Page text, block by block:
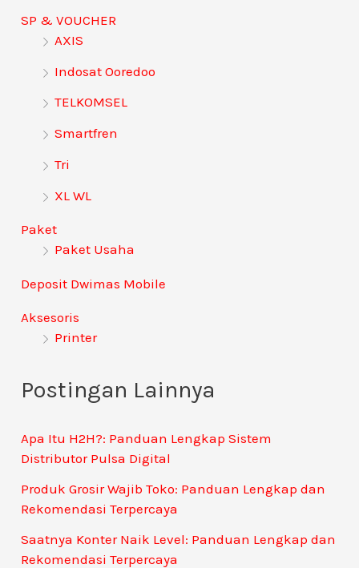
u
SP & VOUCHER
AXIS
Indosat Ooredoo
TELKOMSEL
Smartfren
Tri
XL WL
Paket
Paket Usaha
Deposit Dwimas Mobile
Aksesoris
Printer
Postingan Lainnya
Apa Itu H2H?: Panduan Lengkap Sistem
Distributor Pulsa Digital
Produk Grosir Wajib Toko: Panduan Lengkap dan
Rekomendasi Terpercaya
Saatnya Konter Naik Level: Panduan Lengkap dan
Rekomendasi Terpercaya